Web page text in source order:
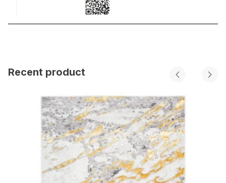
Recent product